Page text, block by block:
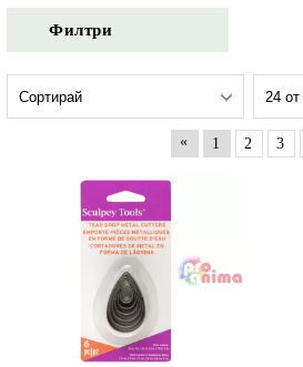
Филтри
« 1 2 3